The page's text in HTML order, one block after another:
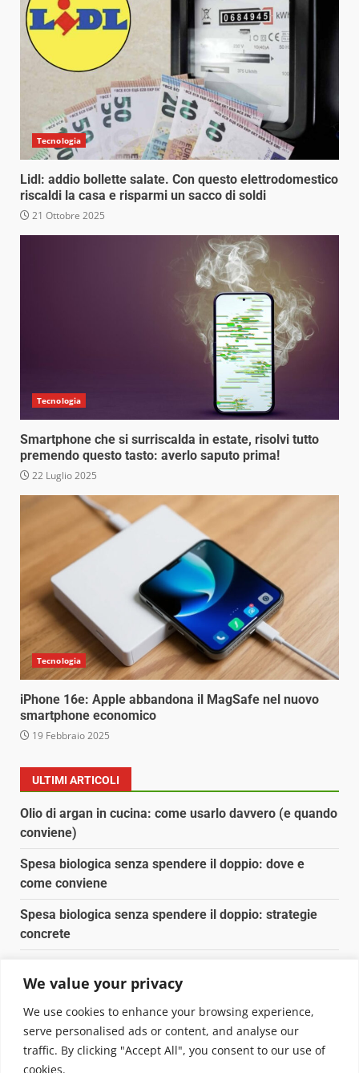
We value your privacy
We use cookies to enhance your browsing experience,
serve personalised ads or content, and analyse our
traffic. By clicking "Accept All", you consent to our use of
cookies.
Tecnologia
Lidl: addio bollette salate. Con questo elettrodomestico
riscaldi la casa e risparmi un sacco di soldi
21 Ottobre 2025
Tecnologia
Smartphone che si surriscalda in estate, risolvi tutto
premendo questo tasto: averlo saputo prima!
22 Luglio 2025
Tecnologia
iPhone 16e: Apple abbandona il MagSafe nel nuovo
smartphone economico
19 Febbraio 2025
ULTIMI ARTICOLI
Olio di argan in cucina: come usarlo davvero (e quando
conviene)
Spesa biologica senza spendere il doppio: dove e
come conviene
Spesa biologica senza spendere il doppio: strategie
concrete
Pulizia naturale della casa: 3 ingredienti che
sostituiscono 10 prodotti chimici
Copyright © 2025 Biopianeta.it proprietà di Jws Media